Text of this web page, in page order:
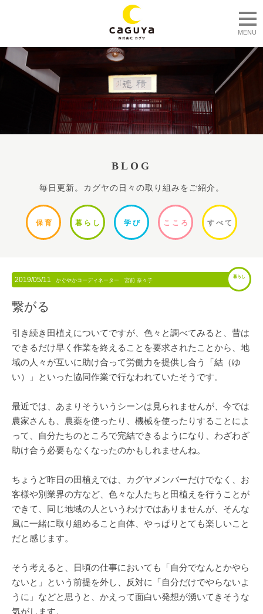
MENU
BLOG
毎日更新。カグヤの日々の取り組みをご紹介。
保 育 暮ら し 学 び ここ ろ すべて
2019/05/11 かぐやかコーディネーター 宮前 奈々子
暮らし
繋がる
引き続き田植えについてですが、色々と調べてみると、昔は
できるだけ早く作業を終えることを要求されたことから、地
域の人々が互いに助け合って労働力を提供し合う「結（ゆ
い）」といった協同作業で行なわれていたそうです。
最近では、あまりそういうシーンは見られませんが、今では
農家さんも、農薬を使ったり、機械を使ったりすることによ
って、自分たちのところで完結できるようになり、わざわざ
助け合う必要もなくなったのかもしれませんね。
ちょうど昨日の田植えでは、カグヤメンバーだけでなく、お
客様や別業界の方など、色々な人たちと田植えを行うことが
できて、同じ地域の人というわけではありませんが、そんな
風に一緒に取り組めること自体、やっぱりとても楽しいこと
だと感じます。
そう考えると、日頃の仕事においても「自分でなんとかやら
ないと」という前提を外し、反対に「自分だけでやらないよ
うに」などと思うと、かえって面白い発想が湧いてきそうな
気がします。